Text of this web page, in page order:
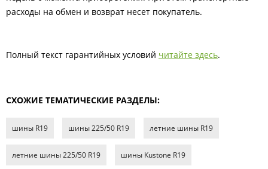
расходы на обмен и возврат несет покупатель.
Полный текст гарантийных условий читайте здесь.
СХОЖИЕ ТЕМАТИЧЕСКИЕ РАЗДЕЛЫ:
шины R19 шины 225/50 R19 летние шины R19
летние шины 225/50 R19 шины Kustone R19